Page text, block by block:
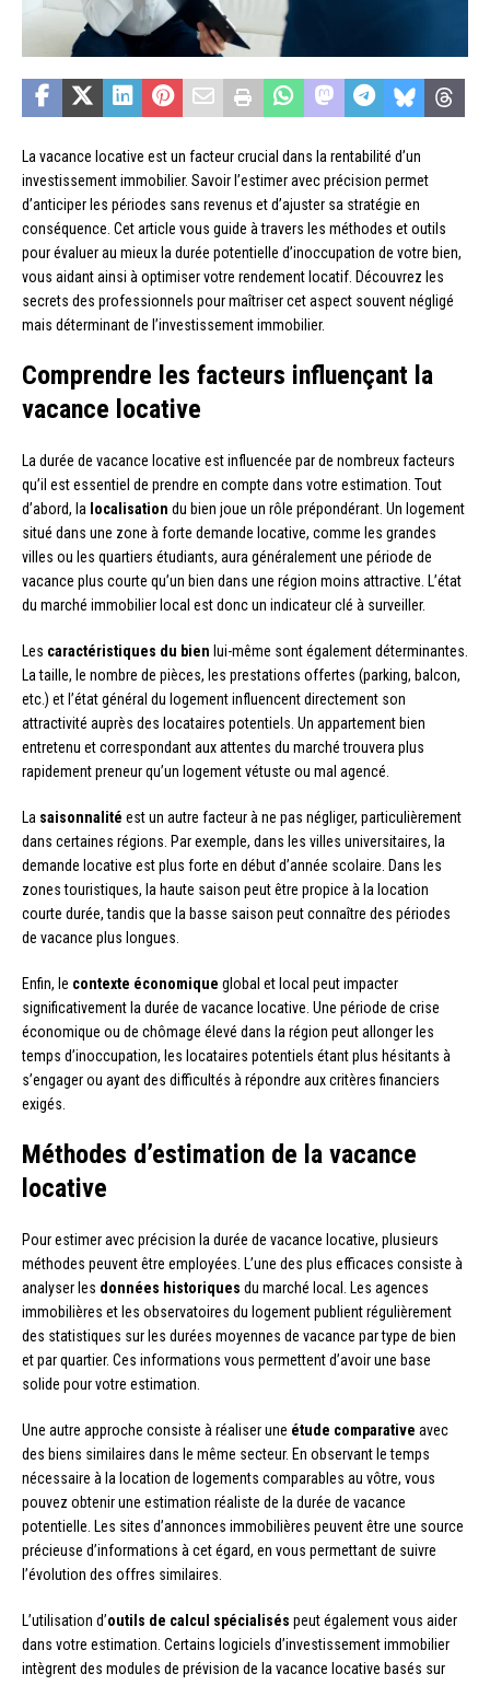
La vacance locative est un facteur crucial dans la rentabilité d’un
investissement immobilier. Savoir l’estimer avec précision permet
d’anticiper les périodes sans revenus et d’ajuster sa stratégie en
conséquence. Cet article vous guide à travers les méthodes et outils
pour évaluer au mieux la durée potentielle d’inoccupation de votre bien,
vous aidant ainsi à optimiser votre rendement locatif. Découvrez les
secrets des professionnels pour maîtriser cet aspect souvent négligé
mais déterminant de l’investissement immobilier.
Comprendre les facteurs influençant la
vacance locative
La durée de vacance locative est influencée par de nombreux facteurs
qu’il est essentiel de prendre en compte dans votre estimation. Tout
d’abord, la localisation du bien joue un rôle prépondérant. Un logement
situé dans une zone à forte demande locative, comme les grandes
villes ou les quartiers étudiants, aura généralement une période de
vacance plus courte qu’un bien dans une région moins attractive. L’état
du marché immobilier local est donc un indicateur clé à surveiller.
Les caractéristiques du bien lui-même sont également déterminantes.
La taille, le nombre de pièces, les prestations offertes (parking, balcon,
etc.) et l’état général du logement influencent directement son
attractivité auprès des locataires potentiels. Un appartement bien
entretenu et correspondant aux attentes du marché trouvera plus
rapidement preneur qu’un logement vétuste ou mal agencé.
La saisonnalité est un autre facteur à ne pas négliger, particulièrement
dans certaines régions. Par exemple, dans les villes universitaires, la
demande locative est plus forte en début d’année scolaire. Dans les
zones touristiques, la haute saison peut être propice à la location
courte durée, tandis que la basse saison peut connaître des périodes
de vacance plus longues.
Enfin, le contexte économique global et local peut impacter
significativement la durée de vacance locative. Une période de crise
économique ou de chômage élevé dans la région peut allonger les
temps d’inoccupation, les locataires potentiels étant plus hésitants à
s’engager ou ayant des difficultés à répondre aux critères financiers
exigés.
Méthodes d’estimation de la vacance
locative
Pour estimer avec précision la durée de vacance locative, plusieurs
méthodes peuvent être employées. L’une des plus efficaces consiste à
analyser les données historiques du marché local. Les agences
immobilières et les observatoires du logement publient régulièrement
des statistiques sur les durées moyennes de vacance par type de bien
et par quartier. Ces informations vous permettent d’avoir une base
solide pour votre estimation.
Une autre approche consiste à réaliser une étude comparative avec
des biens similaires dans le même secteur. En observant le temps
nécessaire à la location de logements comparables au vôtre, vous
pouvez obtenir une estimation réaliste de la durée de vacance
potentielle. Les sites d’annonces immobilières peuvent être une source
précieuse d’informations à cet égard, en vous permettant de suivre
l’évolution des offres similaires.
L’utilisation d’outils de calcul spécialisés peut également vous aider
dans votre estimation. Certains logiciels d’investissement immobilier
intègrent des modules de prévision de la vacance locative basés sur